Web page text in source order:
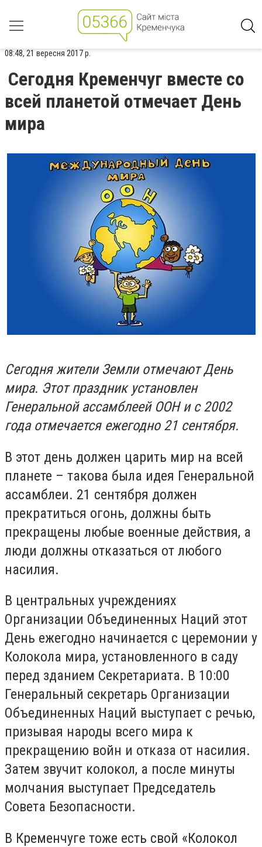
08:48, 21 вересня 2017 р.
Сегодня Кременчуг вместе со
всей планетой отмечает День
мира
Сегодня жители Земли отмечают День
мира. Этот праздник установлен
Генеральной ассамблеей ООН и с 2002
года отмечается ежегодно 21 сентября.
В этот день должен царить мир на всей
планете – такова была идея Генеральной
ассамблеи. 21 сентября должен
прекратиться огонь, должны быть
прекращены любые военные действия, а
люди должны отказаться от любого
насилия.
В центральных учреждениях
Организации Объединенных Наций этот
День ежегодно начинается с церемонии у
Колокола мира, установленного в саду
перед зданием Секретариата. В 10:00
Генеральный секретарь Организации
Объединенных Наций выступает с речью,
призывая народы всего мира к
прекращению войн и отказа от насилия.
Затем звучит колокол, а после минуты
молчания выступает Председатель
Совета Безопасности.
В Кременчуге тоже есть свой «Колокол